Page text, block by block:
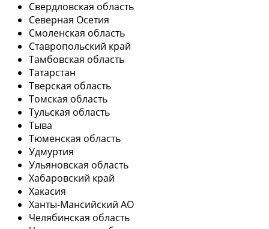
Свердловская область
Северная Осетия
Смоленская область
Ставропольский край
Тамбовская область
Татарстан
Тверская область
Томская область
Тульская область
Тыва
Тюменская область
Удмуртия
Ульяновская область
Хабаровский край
Хакасия
Ханты-Мансийский АО
Челябинская область